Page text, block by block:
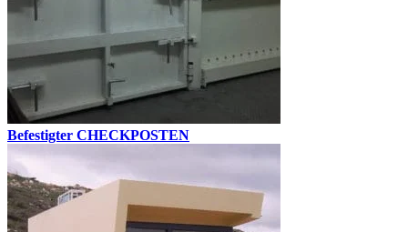
Befestigter CHECKPOSTEN